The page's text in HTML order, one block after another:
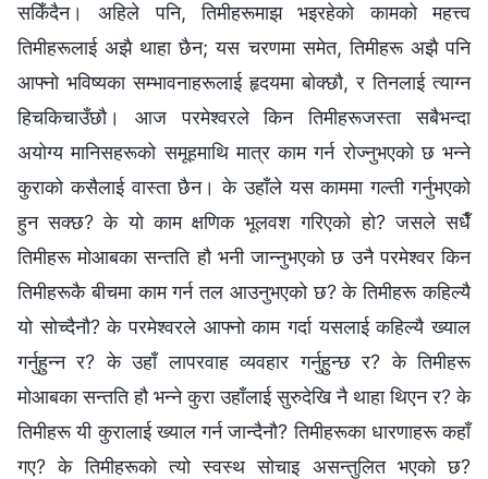
सकिँदैन। अहिले पनि, तिमीहरूमाझ भइरहेको कामको महत्त्व
तिमीहरूलाई अझै थाहा छैन; यस चरणमा समेत, तिमीहरू अझै पनि
आफ्नो भविष्यका सम्भावनाहरूलाई हृदयमा बोक्छौ, र तिनलाई त्याग्न
हिचकिचाउँछौ। आज परमेश्‍वरले किन तिमीहरूजस्ता सबैभन्दा
अयोग्य मानिसहरूको समूहमाथि मात्र काम गर्न रोज्नुभएको छ भन्‍ने
कुराको कसैलाई वास्ता छैन। के उहाँले यस काममा गल्ती गर्नुभएको
हुन सक्छ? के यो काम क्षणिक भूलवश गरिएको हो? जसले सधैँ
तिमीहरू मोआबका सन्तति हौ भनी जान्‍नुभएको छ उनै परमेश्‍वर किन
तिमीहरूकै बीचमा काम गर्न तल आउनुभएको छ? के तिमीहरू कहिल्यै
यो सोच्दैनौ? के परमेश्‍वरले आफ्नो काम गर्दा यसलाई कहिल्यै ख्याल
गर्नुहुन्न र? के उहाँ लापरवाह व्यवहार गर्नुहुन्छ र? के तिमीहरू
मोआबका सन्तति हौ भन्‍ने कुरा उहाँलाई सुरुदेखि नै थाहा थिएन र? के
तिमीहरू यी कुरालाई ख्याल गर्न जान्दैनौ? तिमीहरूका धारणाहरू कहाँ
गए? के तिमीहरूको त्यो स्वस्थ सोचाइ असन्तुलित भएको छ?